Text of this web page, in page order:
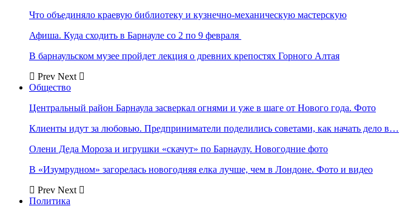
Что объединяло краевую библиотеку и кузнечно-механическую мастерскую
Афиша. Куда сходить в Барнауле со 2 по 9 февраля
В барнаульском музее пройдет лекция о древних крепостях Горного Алтая
Prev Next
Общество
Центральный район Барнаула засверкал огнями и уже в шаге от Нового года. Фото
Клиенты идут за любовью. Предприниматели поделились советами, как начать дело в…
Олени Деда Мороза и игрушки «скачут» по Барнаулу. Новогодние фото
В «Изумрудном» загорелась новогодняя елка лучше, чем в Лондоне. Фото и видео
Prev Next
Политика